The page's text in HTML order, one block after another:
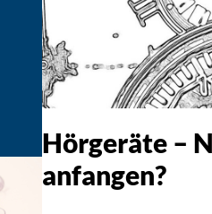
Hörgeräte –
anfangen?